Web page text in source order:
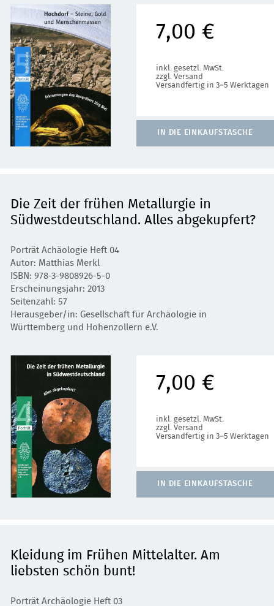
7,00 €
inkl. gesetzl. MwSt.
zzgl. Versand
Versandfertig in 3–5 Werktagen
IN DIE EINKAUFSTASCHE
Die Zeit der frühen Metallurgie in
Südwestdeutschland. Alles abgekupfert?
Porträt Achäologie Heft 04
Autor: Matthias Merkl
ISBN: 978-3-9808926-5-0
Erscheinungsjahr: 2013
Seitenzahl: 57
Herausgeber/in: Gesellschaft für Archäologie in
Württemberg und Hohenzollern e.V.
7,00 €
inkl. gesetzl. MwSt.
zzgl. Versand
Versandfertig in 3–5 Werktagen
IN DIE EINKAUFSTASCHE
Kleidung im Frühen Mittelalter. Am
liebsten schön bunt!
Porträt Archäologie Heft 03